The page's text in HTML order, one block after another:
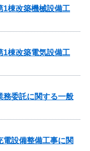
1棟改築機械設備工
1棟改築電気設備工
務委託に関する一般
設備整備工事に関